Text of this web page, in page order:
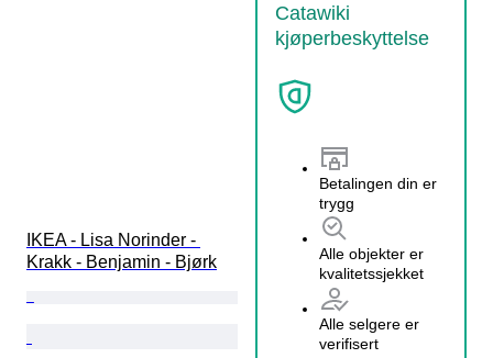
Catawiki
kjøperbeskyttelse
Betalingen din er
trygg
Alle objekter er
kvalitetssjekket
Alle selgere er
verifisert
IKEA - Lisa Norinder -
Krakk - Benjamin - Bjørk